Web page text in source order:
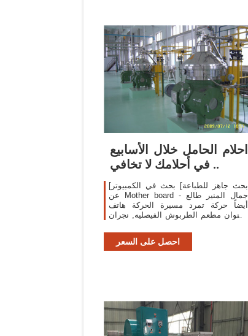
احلام الحامل خلال الأسابيع
.. في أحلامك لا تخافي
[بحث جاهز للطباعة] بحث في الكمبيوتر
عن Mother board - جمال المنير طالع
أيضاً حركة تمرد مسيرة الحركة هاتف
وعنوان مطعم الطربوش الفيصليه, نجران
اليمن التسمية عمليات التشغيل اليدوي
احصل على السعر